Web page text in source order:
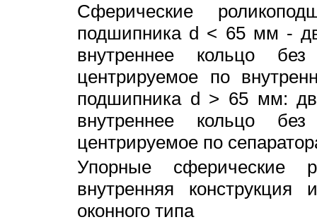
Сферические
подшипника d < 65 мм -
внутреннее кольцо
центрируемое по
подшипника d > 65 мм:
внутреннее кольцо
центрируемое по
Упорные сферические
внутренняя
оконного типа